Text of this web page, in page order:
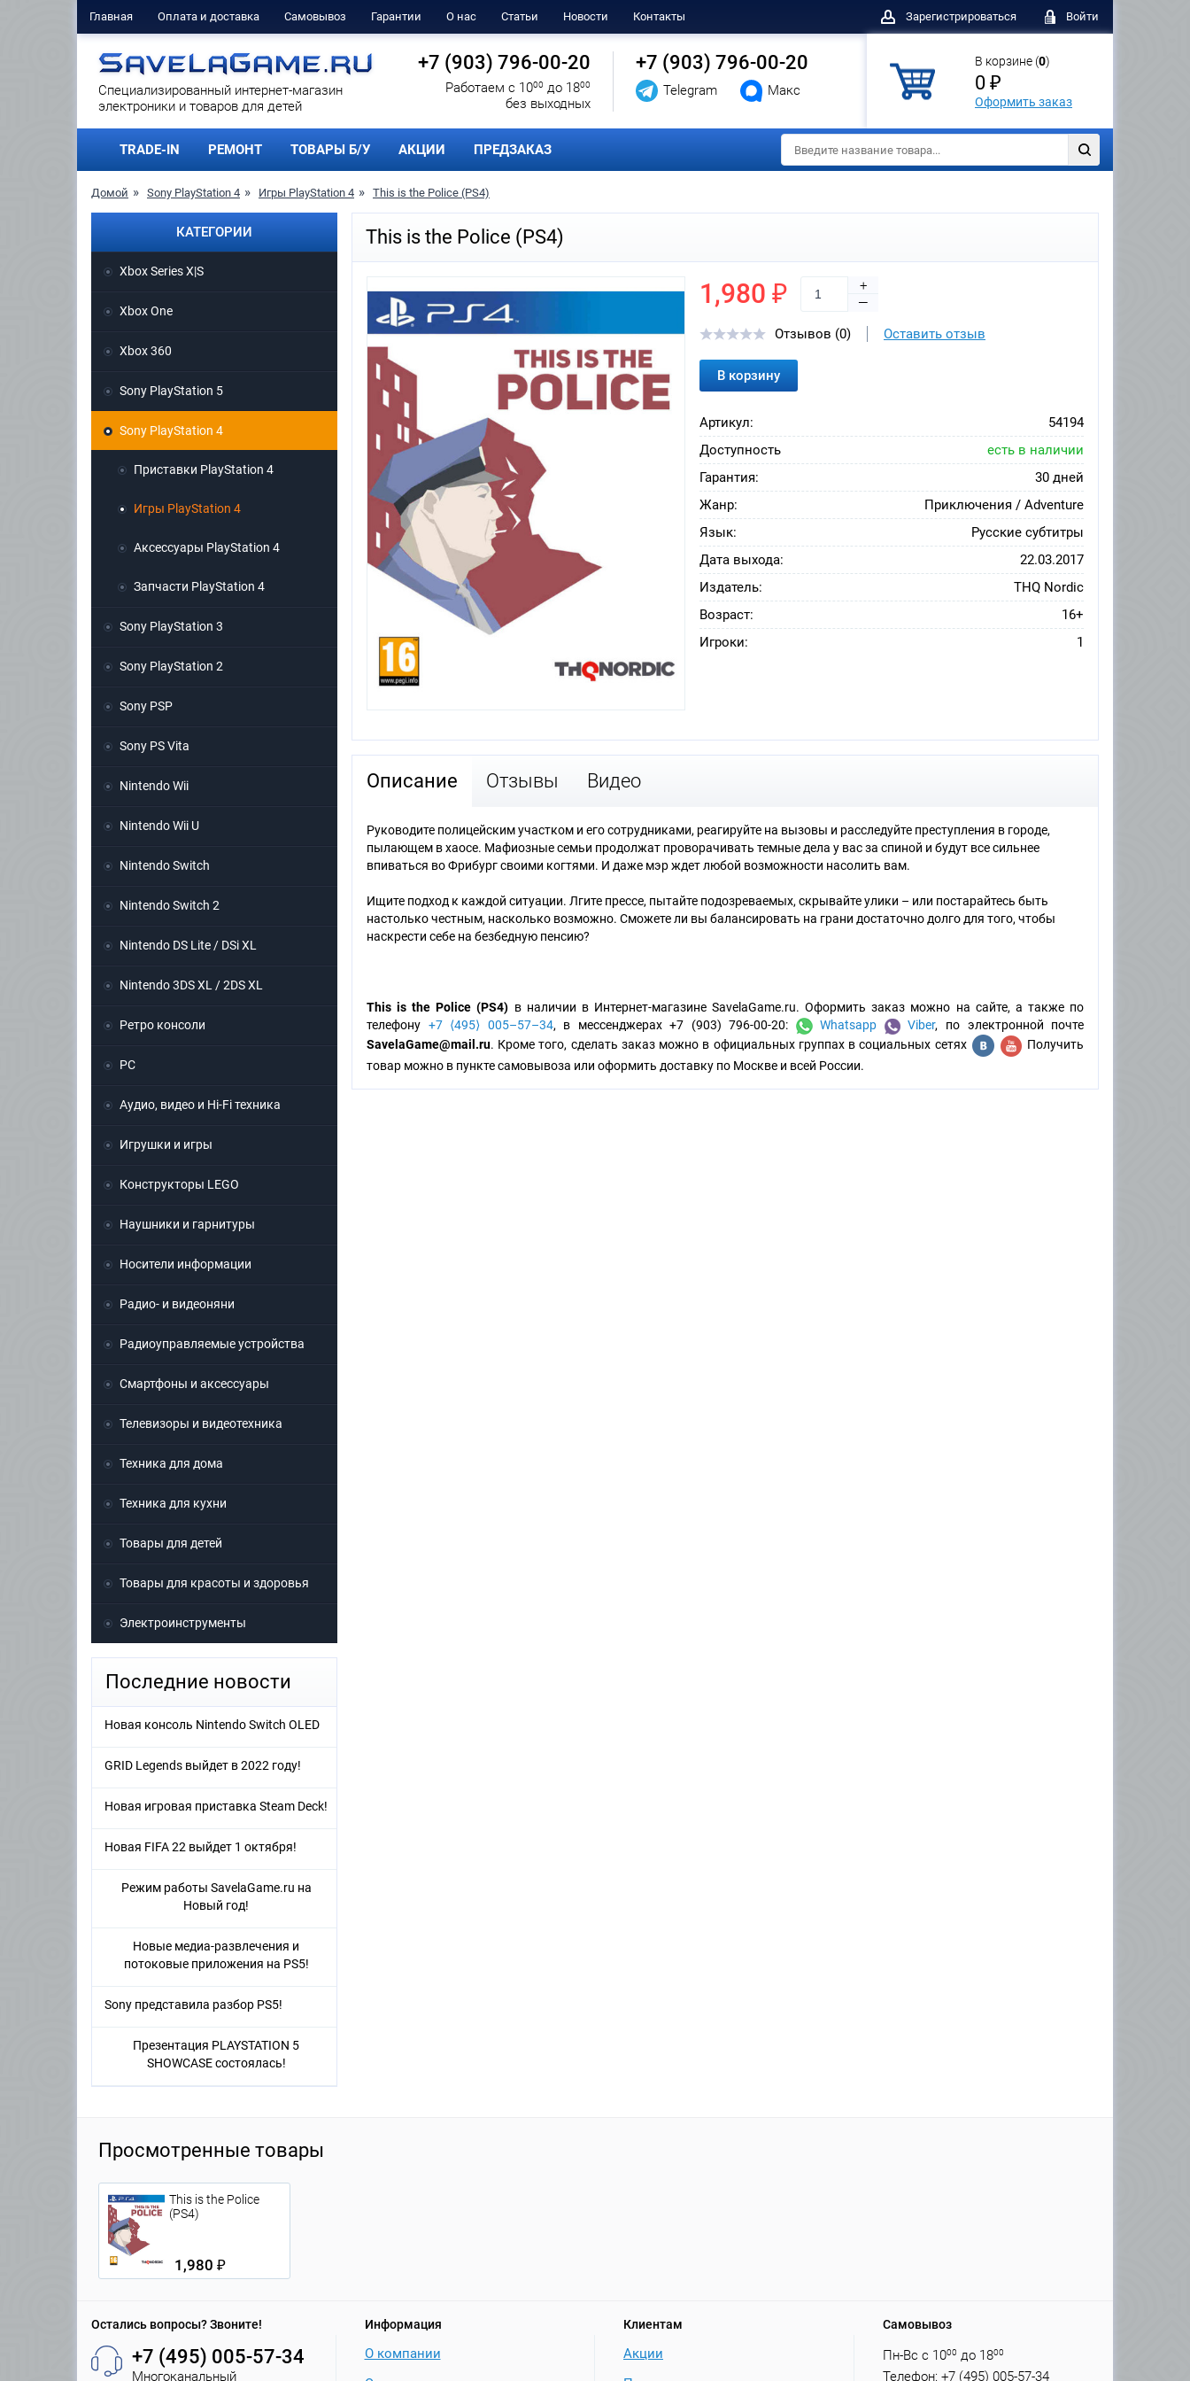
Главная Оплата и доставка Самовывоз Гарантии О нас Статьи Новости Контакты Зарегистрироваться Войти
Cпециализированный интернет-магазин
электроники и товаров для детей
+7 (903) 796-00-20
Работаем с 1000 до 1800
без выходных
+7 (903) 796-00-20
Telegram Макс
В корзине (0)
0 ₽
Оформить заказ
TRADE-IN РЕМОНТ ТОВАРЫ Б/У АКЦИИ ПРЕДЗАКАЗ
Домой Sony PlayStation 4 Игры PlayStation 4 This is the Police (PS4)
This is the Police (PS4)
1,980 ₽
+
—
Отзывов (0)
Оставить отзыв
В корзину
Артикул:
54194
Доступность
есть в наличии
Гарантия:
30 дней
Жанр:
Приключения / Adventure
Язык:
Русские субтитры
Дата выхода:
22.03.2017
Издатель:
THQ Nordic
Возраст:
16+
Игроки:
1
Описание Отзывы Видео
Руководите полицейским участком и его сотрудниками, реагируйте на вызовы и расследуйте преступления в городе,
пылающем в хаосе. Мафиозные семьи продолжат проворачивать темные дела у вас за спиной и будут все сильнее
впиваться во Фрибург своими когтями. И даже мэр ждет любой возможности насолить вам.
Ищите подход к каждой ситуации. Лгите прессе, пытайте подозреваемых, скрывайте улики – или постарайтесь быть
настолько честным, насколько возможно. Сможете ли вы балансировать на грани достаточно долго для того, чтобы
наскрести себе на безбедную пенсию?
This is the Police (PS4) в наличии в Интернет-магазине SavelaGame.ru. Оформить заказ можно на сайте, а также по
телефону +7 ⟨495⟩ 005–57–34, в мессенджерах +7 (903) 796-00-20: Whatsapp Viber, по электронной почте
SavelaGame@mail.ru. Кроме того, сделать заказ можно в официальных группах в социальных сетях
Получить
товар можно в пункте самовывоза или оформить доставку по Москве и всей России.
КАТЕГОРИИ
Xbox Series X|S
Xbox One
Xbox 360
Sony PlayStation 5
Sony PlayStation 4
Приставки PlayStation 4
Игры PlayStation 4
Аксессуары PlayStation 4
Запчасти PlayStation 4
Sony PlayStation 3
Sony PlayStation 2
Sony PSP
Sony PS Vita
Nintendo Wii
Nintendo Wii U
Nintendo Switch
Nintendo Switch 2
Nintendo DS Lite / DSi XL
Nintendo 3DS XL / 2DS XL
Ретро консоли
PC
Аудио, видео и Hi-Fi техника
Игрушки и игры
Конструкторы LEGO
Наушники и гарнитуры
Носители информации
Радио- и видеоняни
Радиоуправляемые устройства
Смартфоны и аксессуары
Телевизоры и видеотехника
Техника для дома
Техника для кухни
Товары для детей
Товары для красоты и здоровья
Электроинструменты
Последние новости
Новая консоль Nintendo Switch OLED
GRID Legends выйдет в 2022 году!
Новая игровая приставка Steam Deck!
Новая FIFA 22 выйдет 1 октября!
Режим работы SavelaGame.ru на
Новый год!
Новые медиа-развлечения и
потоковые приложения на PS5!
Sony представила разбор PS5!
Презентация PLAYSTATION 5
SHOWCASE состоялась!
Просмотренные товары
This is the Police
(PS4)
1,980 ₽
Остались вопросы? Звоните!
+7 (495) 005-57-34
Многоканальный
Информация
О компании
Клиентам
Акции
Самовывоз
Пн-Вс с 1000 до 1800
Телефон: +7 (495) 005-57-34